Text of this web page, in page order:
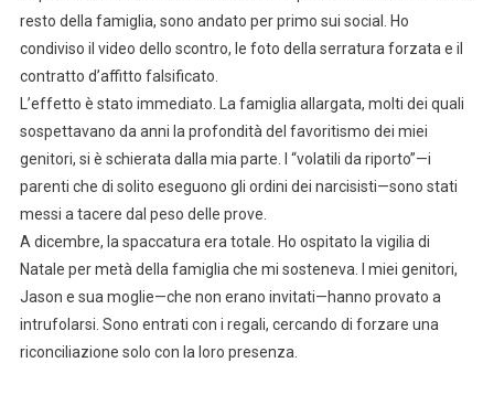
resto della famiglia, sono andato per primo sui social. Ho
condiviso il video dello scontro, le foto della serratura forzata e il
contratto d’affitto falsificato.
L’effetto è stato immediato. La famiglia allargata, molti dei quali
sospettavano da anni la profondità del favoritismo dei miei
genitori, si è schierata dalla mia parte. I “volatili da riporto”—i
parenti che di solito eseguono gli ordini dei narcisisti—sono stati
messi a tacere dal peso delle prove.
A dicembre, la spaccatura era totale. Ho ospitato la vigilia di
Natale per metà della famiglia che mi sosteneva. I miei genitori,
Jason e sua moglie—che non erano invitati—hanno provato a
intrufolarsi. Sono entrati con i regali, cercando di forzare una
riconciliazione solo con la loro presenza.